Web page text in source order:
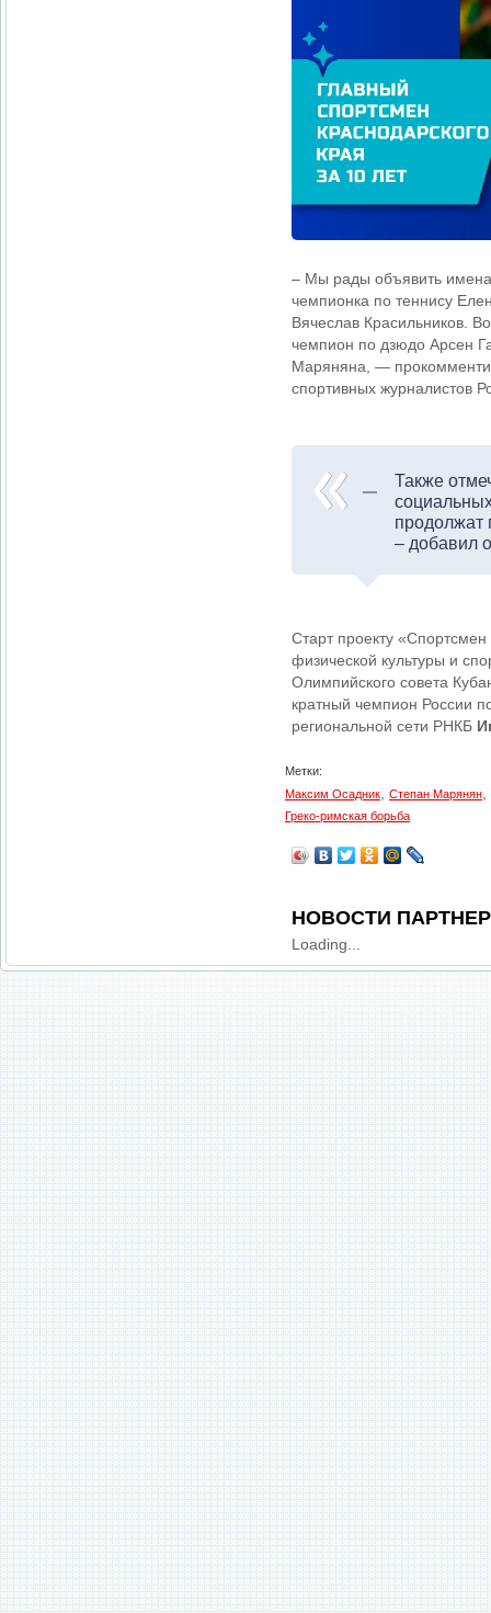
– Мы рады объявить
чемпионка по теннису
Вячеслав Красильников.
чемпион по дзюдо Арсен
Маряняна, —
спортивных журналистов
Также
продолжат
– добавил
Старт проекту
физической культуры и
Олимпийского совета
кратный чемпион России
региональной сети РНКБ
Метки:
Максим Осадник
Степан Марянян
Греко-римская борьба
НОВОСТИ
Loading...